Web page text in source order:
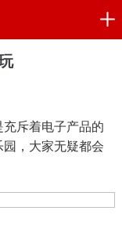
斥着电子产品的
，大家无疑都会